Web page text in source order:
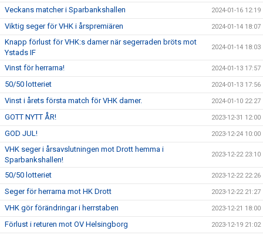
Veckans matcher i Sparbankshallen 2024-01-16 12:19
Viktig seger för VHK i årspremiären 2024-01-14 18:07
Knapp förlust för VHK:s damer när segerraden bröts mot
Ystads IF
2024-01-14 18:03
Vinst för herrarna! 2024-01-13 17:57
50/50 lotteriet 2024-01-13 17:56
Vinst i årets första match för VHK damer. 2024-01-10 22:27
GOTT NYTT ÅR! 2023-12-31 12:00
GOD JUL! 2023-12-24 10:00
VHK seger i årsavslutningen mot Drott hemma i
Sparbankshallen!
2023-12-22 23:10
50/50 lotteriet 2023-12-22 22:26
Seger för herrarna mot HK Drott 2023-12-22 21:27
VHK gör förändringar i herrstaben 2023-12-21 18:00
Förlust i returen mot OV Helsingborg 2023-12-19 21:02